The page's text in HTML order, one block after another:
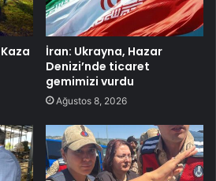
İran: Ukrayna, Hazar
Denizi’nde ticaret
gemimizi vurdu
Ağustos 8, 2026